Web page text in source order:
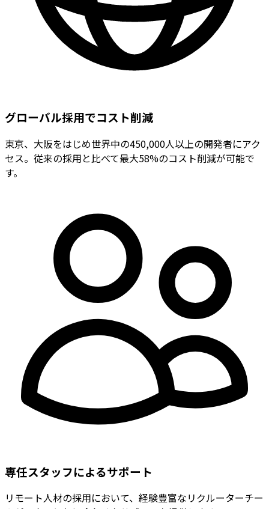
グローバル採用でコスト削減
東京、大阪をはじめ世界中の450,000人以上の開発者にアク
セス。従来の採用と比べて最大58%のコスト削減が可能で
す。
専任スタッフによるサポート
リモート人材の採用において、経験豊富なリクルーターチー